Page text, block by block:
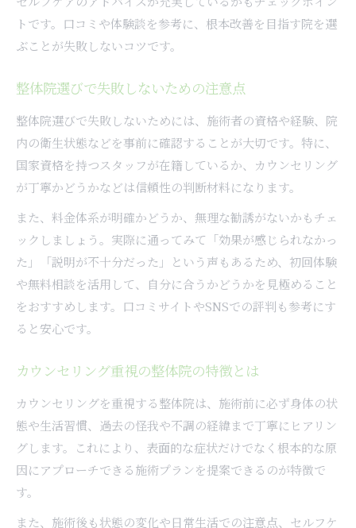
トです。口コミや体験談を参考に、根本改善を目指す院を選
ぶことが失敗しないコツです。
整体院選びで失敗しないための注意点
整体院選びで失敗しないためには、施術者の資格や経験、院
内の衛生状態などを事前に確認することが大切です。特に、
国家資格を持つスタッフが在籍しているか、カウンセリング
が丁寧かどうかなどは信頼性の判断材料になります。
また、料金体系が明確かどうか、無理な勧誘がないかもチェ
ックしましょう。実際に通ってみて「効果が感じられなかっ
た」「説明が不十分だった」という声もあるため、初回体験
や無料相談を活用して、自分に合うかどうかを見極めること
をおすすめします。口コミサイトやSNSでの評判も参考にす
ると安心です。
カウンセリング重視の整体院の特徴とは
カウンセリングを重視する整体院は、施術前に必ず身体の状
態や生活習慣、過去の怪我や不調の経緯まで丁寧にヒアリン
グします。これにより、表面的な症状だけでなく根本的な原
因にアプローチできる施術プランを提案できるのが特徴で
す。
また、施術後も状態の変化や日常生活での注意点、セルフケ